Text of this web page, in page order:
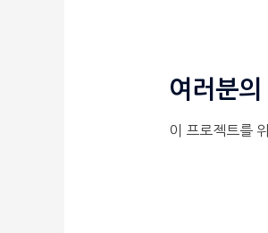
여러분
이 프로젝트를